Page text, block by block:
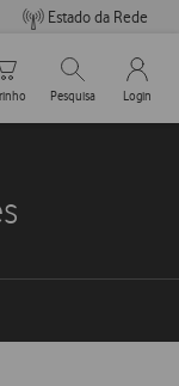
Estado da Rede
de compras
Pesquisar
Pesquisa
My
Login